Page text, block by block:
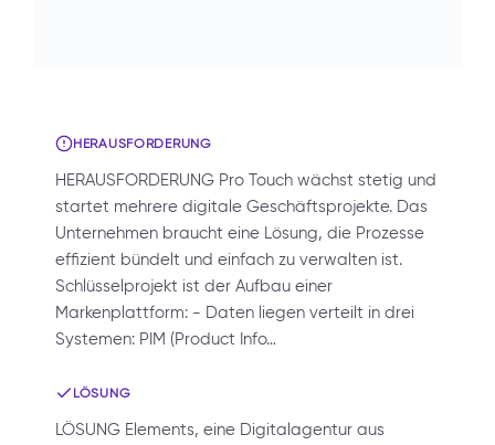
HERAUSFORDERUNG
HERAUSFORDERUNG Pro Touch wächst stetig und
startet mehrere digitale Geschäftsprojekte. Das
Unternehmen braucht eine Lösung, die Prozesse
effizient bündelt und einfach zu verwalten ist.
Schlüsselprojekt ist der Aufbau einer
Markenplattform: - Daten liegen verteilt in drei
Systemen: PIM (Product Info…
LÖSUNG
LÖSUNG Elements, eine Digitalagentur aus